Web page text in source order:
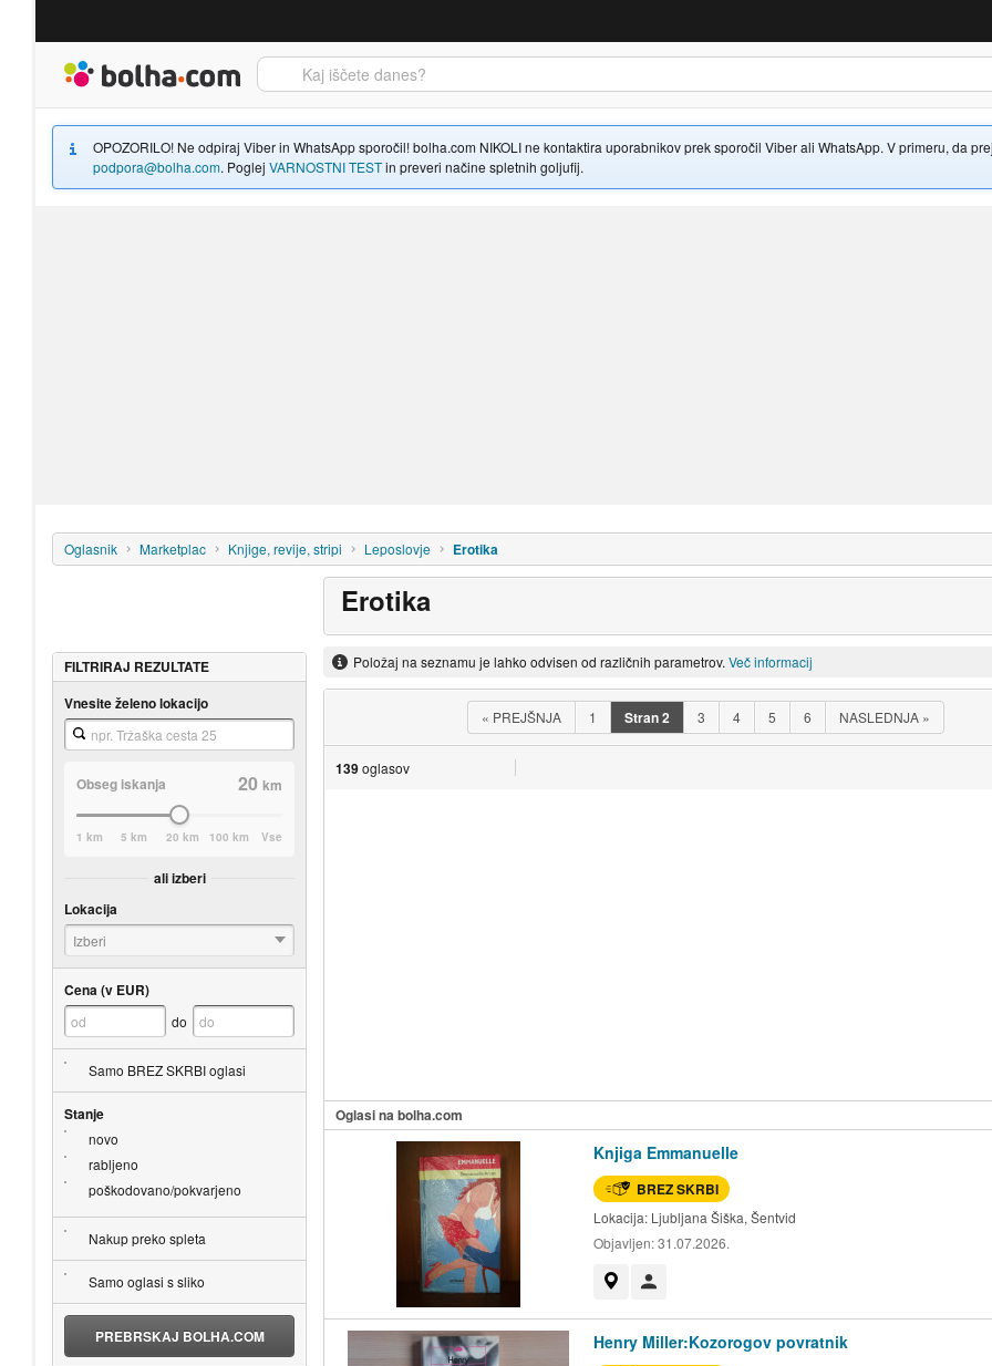
OPOZORILO! Ne odpiraj Viber in WhatsApp sporočil! bolha.com NIKOLI ne kontaktira uporabnikov prek sporočil Viber ali WhatsApp. V primeru, da
podpora@bolha.com. Poglej VARNOSTNI TESTin preveri načine spletnih goljufij.
Oglasnik Marketplac Knjige, revije, stripi Leposlovje Erotika
Erotika
Položaj na seznamu je lahko odvisen od različnih parametrov. Več informacij
« PREJŠNJA 1 Stran2 3 4 5 6 NASLEDNJA »
139oglasov
Oglasi na bolha.com
Knjiga Emmanuelle
BREZ SKRBI
Lokacija: Ljubljana Šiška, Šentvid
Objavljen:31.07.2026.
Henry Miller:Kozorogov povratnik
FILTRIRAJ REZULTATE
Vnesite želeno lokacijo
Obseg iskanja 20km
1 km 5 km 20 km 100 km Vse
ali izberi
Lokacija
Izberi
Cena (v EUR)
do
Samo BREZ SKRBI oglasi
Stanje
novo
rabljeno
poškodovano/pokvarjeno
Nakup preko spleta
Samo oglasi s sliko
PREBRSKAJ BOLHA.COM